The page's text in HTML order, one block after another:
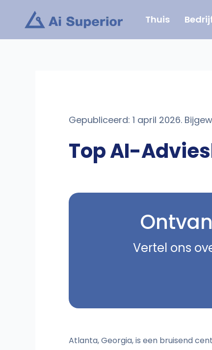
Thuis
Gepubliceerd: 1 april 2026.
Top AI-
Vertel ons
Atlanta, Georgia, is een bruisend